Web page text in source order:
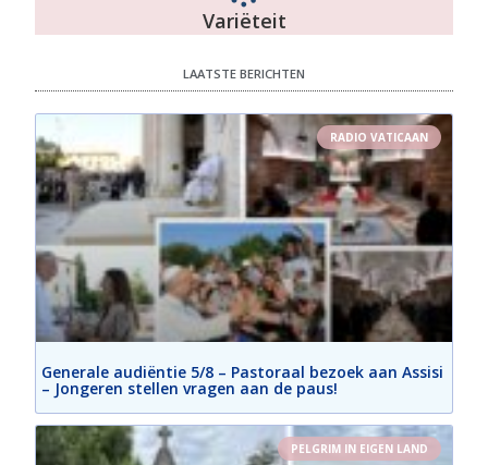
Variëteit
LAATSTE BERICHTEN
RADIO VATICAAN
Generale audiëntie 5/8 – Pastoraal bezoek aan Assisi
– Jongeren stellen vragen aan de paus!
PELGRIM IN EIGEN LAND